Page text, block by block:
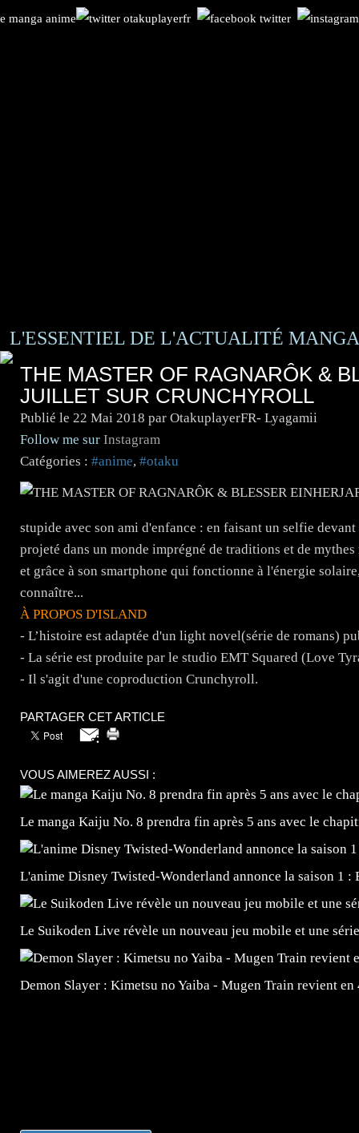
L'ESSENTIEL DE L'ACTUALITÉ
THE MASTER OF RAGNARÔK &
JUILLET SUR CRUNCHYROLL
Publié le 22 Mai 2018 par OtakuplayerFR- Lyagamii
Follow me sur Instagram
Catégories : #anime, #otaku
stupide avec son ami d'enfance : en faisant un selfie
projeté dans un monde imprégné de traditions et de
et grâce à son smartphone qui fonctionne à l'énergie
connaître...
À PROPOS D'ISLAND
- L’histoire est adaptée d'un light novel(série de romans)
- La série est produite par le studio EMT Squared (Love
- Il s'agit d'une coproduction Crunchyroll.
PARTAGER CET ARTICLE
VOUS AIMEREZ AUSSI :
Le manga Kaiju No. 8 prendra fin après 5 ans avec le
L'anime Disney Twisted-Wonderland annonce la saison 1
Le Suikoden Live révèle un nouveau jeu mobile et une
Demon Slayer : Kimetsu no Yaiba - Mugen Train revient en